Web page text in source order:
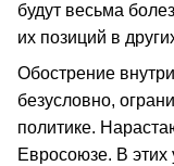
будут весьма
их позиций в
Обострение
безусловно,
политике.
Евросоюзе. В этих